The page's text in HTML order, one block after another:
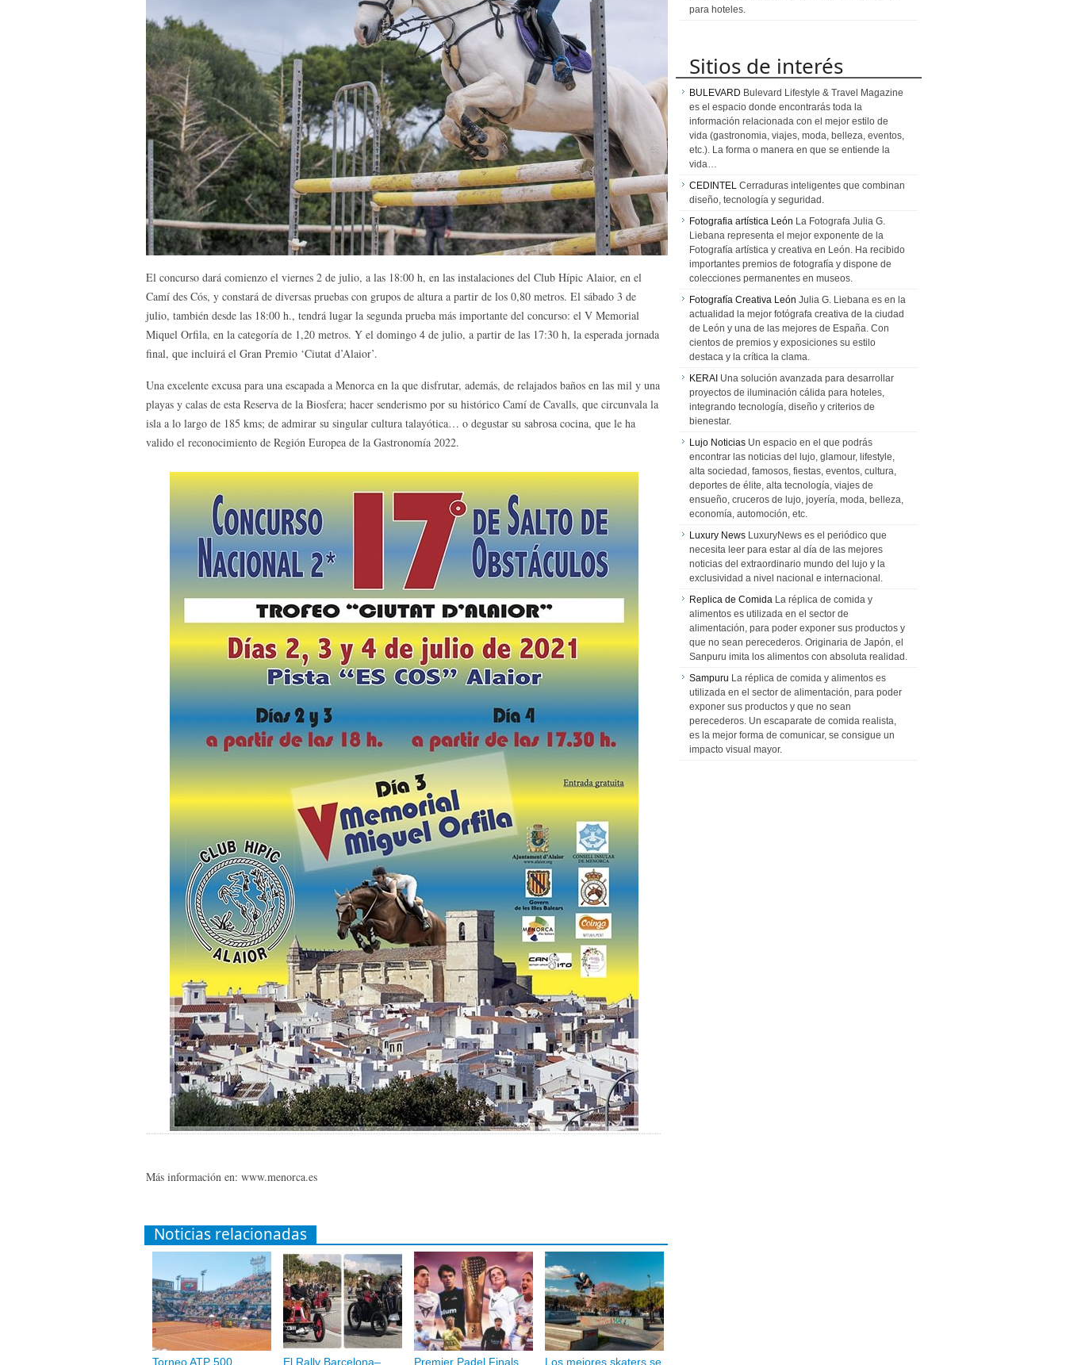
El concurso dará comienzo el viernes 2 de julio, a las 18:00 h, en las instalaciones del Club Hípic Alaior, en el
Camí des Cós, y constará de diversas pruebas con grupos de altura a partir de los 0,80 metros. El sábado 3 de
julio, también desde las 18:00 h., tendrá lugar la segunda prueba más importante del concurso: el V Memorial
Miquel Orfila, en la categoría de 1,20 metros. Y el domingo 4 de julio, a partir de las 17:30 h, la esperada jornada
final, que incluirá el Gran Premio ‘Ciutat d’Alaior’.
Una excelente excusa para una escapada a Menorca en la que disfrutar, además, de relajados baños en las mil y una
playas y calas de esta Reserva de la Biosfera; hacer senderismo por su histórico Camí de Cavalls, que circunvala la
isla a lo largo de 185 kms; de admirar su singular cultura talayótica… o degustar su sabrosa cocina, que le ha
valido el reconocimiento de Región Europea de la Gastronomía 2022.
Más información en: www.menorca.es
Noticias relacionadas
Torneo ATP 500 El Rally Barcelona– Premier Padel Finals Los mejores skaters se
para hoteles.
Sitios de interés
BULEVARD Bulevard Lifestyle & Travel Magazine
es el espacio donde encontrarás toda la
información relacionada con el mejor estilo de
vida (gastronomia, viajes, moda, belleza, eventos,
etc.). La forma o manera en que se entiende la
vida…
CEDINTEL Cerraduras inteligentes que combinan
diseño, tecnología y seguridad.
Fotografia artística León La Fotografa Julia G.
Liebana representa el mejor exponente de la
Fotografía artística y creativa en León. Ha recibido
importantes premios de fotografía y dispone de
colecciones permanentes en museos.
Fotografía Creativa León Julia G. Liebana es en la
actualidad la mejor fotógrafa creativa de la ciudad
de León y una de las mejores de España. Con
cientos de premios y exposiciones su estilo
destaca y la crítica la clama.
KERAI Una solución avanzada para desarrollar
proyectos de iluminación cálida para hoteles,
integrando tecnología, diseño y criterios de
bienestar.
Lujo Noticias Un espacio en el que podrás
encontrar las noticias del lujo, glamour, lifestyle,
alta sociedad, famosos, fiestas, eventos, cultura,
deportes de élite, alta tecnología, viajes de
ensueño, cruceros de lujo, joyería, moda, belleza,
economía, automoción, etc.
Luxury News LuxuryNews es el periódico que
necesita leer para estar al día de las mejores
noticias del extraordinario mundo del lujo y la
exclusividad a nivel nacional e internacional.
Replica de Comida La réplica de comida y
alimentos es utilizada en el sector de
alimentación, para poder exponer sus productos y
que no sean perecederos. Originaria de Japón, el
Sanpuru imita los alimentos con absoluta realidad.
Sampuru La réplica de comida y alimentos es
utilizada en el sector de alimentación, para poder
exponer sus productos y que no sean
perecederos. Un escaparate de comida realista,
es la mejor forma de comunicar, se consigue un
impacto visual mayor.